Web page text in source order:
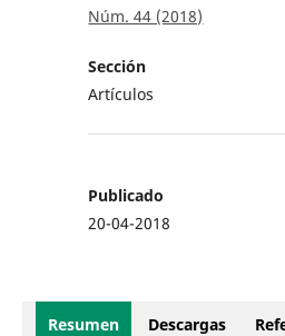
Núm. 44 (2018)
Sección
Artículos
Publicado
20-04-2018
Resumen Descargas